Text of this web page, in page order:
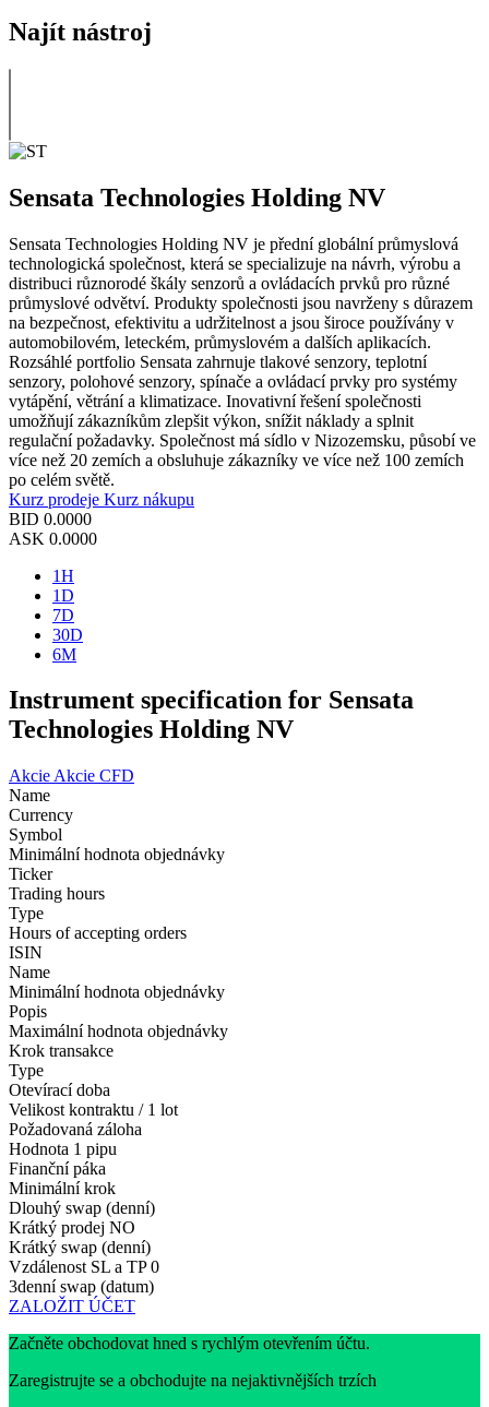
Najít nástroj
Sensata Technologies Holding NV
Sensata Technologies Holding NV je přední globální průmyslová
technologická společnost, která se specializuje na návrh, výrobu a
distribuci různorodé škály senzorů a ovládacích prvků pro různé
průmyslové odvětví. Produkty společnosti jsou navrženy s důrazem
na bezpečnost, efektivitu a udržitelnost a jsou široce používány v
automobilovém, leteckém, průmyslovém a dalších aplikacích.
Rozsáhlé portfolio Sensata zahrnuje tlakové senzory, teplotní
senzory, polohové senzory, spínače a ovládací prvky pro systémy
vytápění, větrání a klimatizace. Inovativní řešení společnosti
umožňují zákazníkům zlepšit výkon, snížit náklady a splnit
regulační požadavky. Společnost má sídlo v Nizozemsku, působí ve
více než 20 zemích a obsluhuje zákazníky ve více než 100 zemích
po celém světě.
Kurz prodeje Kurz nákupu
BID 0.0000
ASK 0.0000
1H
1D
7D
30D
6M
Instrument specification for Sensata
Technologies Holding NV
Akcie Akcie CFD
Name
Currency
Symbol
Minimální hodnota objednávky
Ticker
Trading hours
Type
Hours of accepting orders
ISIN
Name
Minimální hodnota objednávky
Popis
Maximální hodnota objednávky
Krok transakce
Type
Otevírací doba
Velikost kontraktu / 1 lot
Požadovaná záloha
Hodnota 1 pipu
Finanční páka
Minimální krok
Dlouhý swap (denní)
Krátký prodej NO
Krátký swap (denní)
Vzdálenost SL a TP 0
3denní swap (datum)
ZALOŽIT ÚČET
Začněte obchodovat hned s rychlým otevřením účtu.
Zaregistrujte se a obchodujte na nejaktivnějších trzích